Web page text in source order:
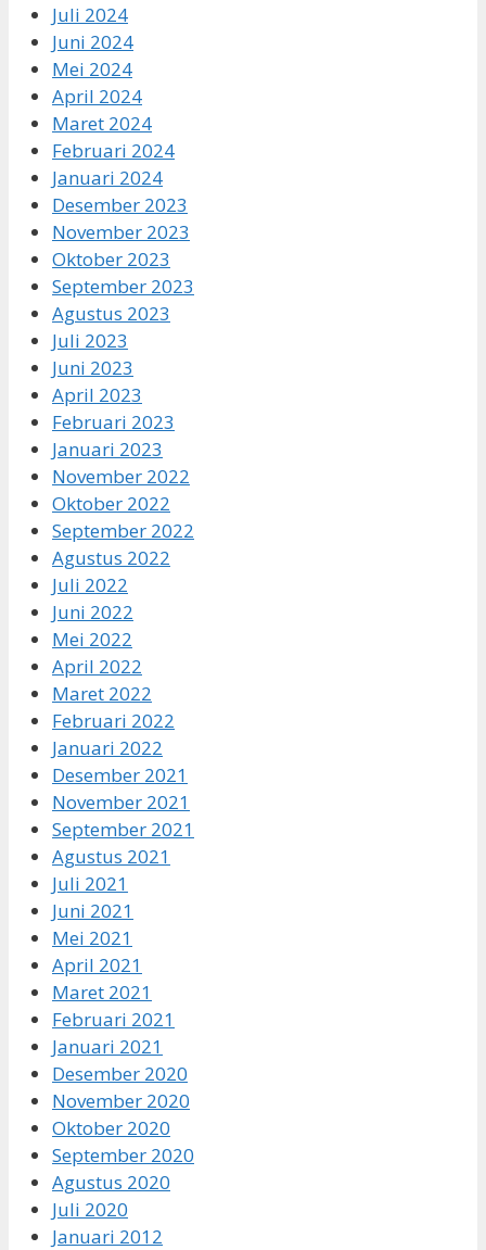
Juli 2024
Juni 2024
Mei 2024
April 2024
Maret 2024
Februari 2024
Januari 2024
Desember 2023
November 2023
Oktober 2023
September 2023
Agustus 2023
Juli 2023
Juni 2023
April 2023
Februari 2023
Januari 2023
November 2022
Oktober 2022
September 2022
Agustus 2022
Juli 2022
Juni 2022
Mei 2022
April 2022
Maret 2022
Februari 2022
Januari 2022
Desember 2021
November 2021
September 2021
Agustus 2021
Juli 2021
Juni 2021
Mei 2021
April 2021
Maret 2021
Februari 2021
Januari 2021
Desember 2020
November 2020
Oktober 2020
September 2020
Agustus 2020
Juli 2020
Januari 2012